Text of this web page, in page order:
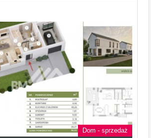
Dom - sprzedaż